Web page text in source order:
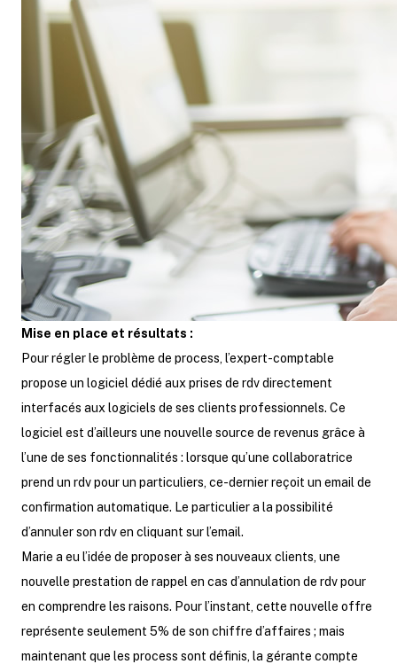
Mise en place et résultats :
Pour régler le problème de process, l’expert-comptable
propose un logiciel dédié aux prises de rdv directement
interfacés aux logiciels de ses clients professionnels. Ce
logiciel est d’ailleurs une nouvelle source de revenus grâce à
l’une de ses fonctionnalités : lorsque qu’une collaboratrice
prend un rdv pour un particuliers, ce-dernier reçoit un email de
confirmation automatique. Le particulier a la possibilité
d’annuler son rdv en cliquant sur l’email.
Marie a eu l’idée de proposer à ses nouveaux clients, une
nouvelle prestation de rappel en cas d’annulation de rdv pour
en comprendre les raisons. Pour l’instant, cette nouvelle offre
représente seulement 5% de son chiffre d’affaires ; mais
maintenant que les process sont définis, la gérante compte